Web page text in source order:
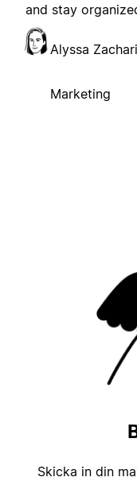
and stay
Alyssa
Marketing
Skicka in din